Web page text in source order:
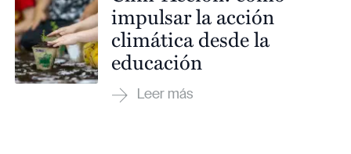
impulsar la acción
climática desde la
educación